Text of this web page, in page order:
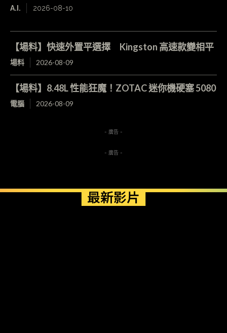
A.I. 2026-08-10
【場料】快速外置平選擇 Kingston 高速款變相平
場料 2026-08-09
【場料】8.48L 性能狂魔！ZOTAC 迷你機硬塞 5080
電腦 2026-08-09
- 廣告 -
- 廣告 -
最新影片